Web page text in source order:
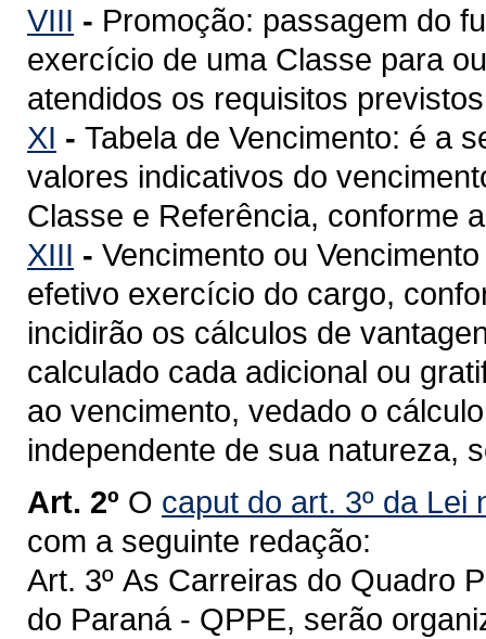
VIII - Promoção: passagem do
exercício de uma Classe para
atendidos os requisitos
XI - Tabela de Vencimento: é a
valores indicativos do
Classe e Referência, conforme
XIII - Vencimento ou
efetivo exercício do cargo,
incidirão os cálculos de
calculado cada adicional ou
ao vencimento, vedado o
independente de sua natureza,
Art. 2º O caput do art. 3º da Lei
com a seguinte redação:
Art. 3º As Carreiras do Quadro
do Paraná - QPPE, serão